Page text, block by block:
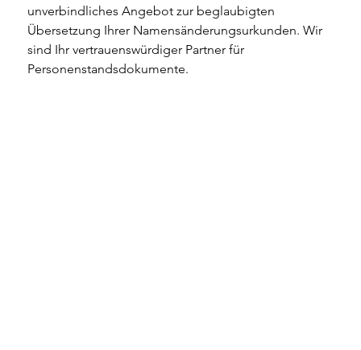
unverbindliches Angebot zur beglaubigten
Übersetzung Ihrer Namensänderungsurkunden. Wir
sind Ihr vertrauenswürdiger Partner für
Personenstandsdokumente.